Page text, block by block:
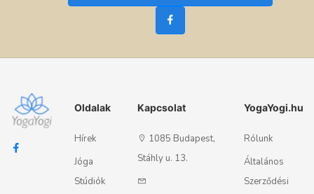
Oldalak
Hírek
Jóga
Stúdiók
Kapcsolat
1085 Budapest,
Stáhly u. 13.
YogaYogi.hu
Rólunk
Általános
Szerződési